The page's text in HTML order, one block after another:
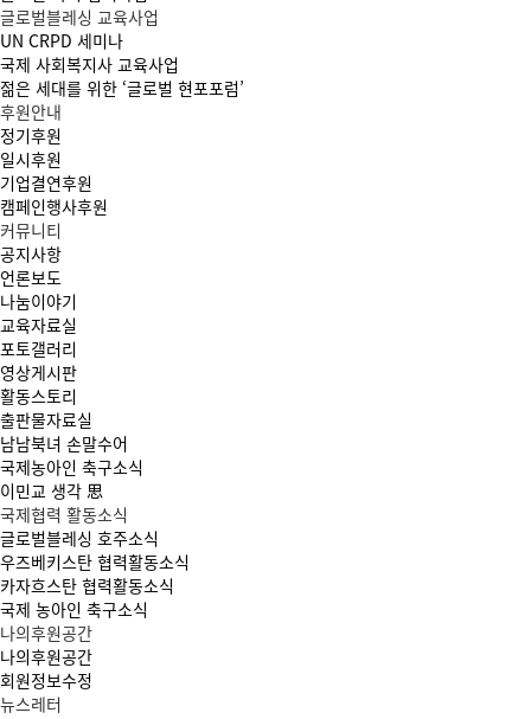
글로벌블레싱 교육사업
UN CRPD 세미나
국제 사회복지사 교육사업
젊은 세대를 위한 ‘글로벌 현포포럼’
후원안내
정기후원
일시후원
기업결연후원
캠페인행사후원
커뮤니티
공지사항
언론보도
나눔이야기
교육자료실
포토갤러리
영상게시판
활동스토리
출판물자료실
남남북녀 손말수어
국제농아인 축구소식
이민교 생각 思
국제협력 활동소식
글로벌블레싱 호주소식
우즈베키스탄 협력활동소식
카자흐스탄 협력활동소식
국제 농아인 축구소식
나의후원공간
나의후원공간
회원정보수정
뉴스레터